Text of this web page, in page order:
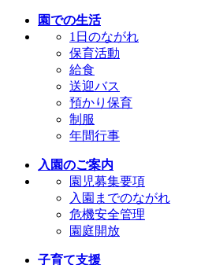
園での生活
1日のながれ
保育活動
給食
送迎バス
預かり保育
制服
年間行事
入園のご案内
園児募集要項
入園までのながれ
危機安全管理
園庭開放
子育て支援